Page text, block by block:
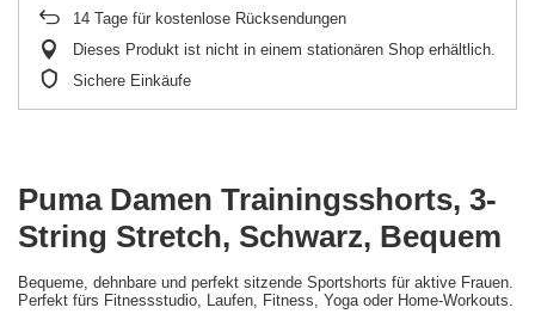
14 Tage für kostenlose Rücksendungen
Dieses Produkt ist nicht in einem stationären Shop erhältlich.
Sichere Einkäufe
Puma Damen Trainingsshorts, 3-
String Stretch, Schwarz, Bequem
Bequeme, dehnbare und perfekt sitzende Sportshorts für aktive Frauen.
Perfekt fürs Fitnessstudio, Laufen, Fitness, Yoga oder Home-Workouts.